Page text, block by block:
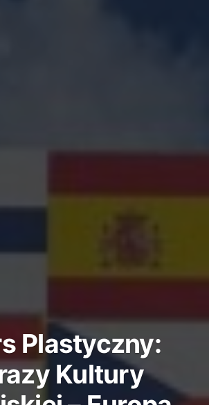
Plastyczny:
Kultury